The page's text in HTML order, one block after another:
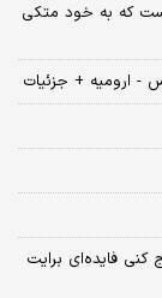
که به خود متکی
فایده‌ای برایت